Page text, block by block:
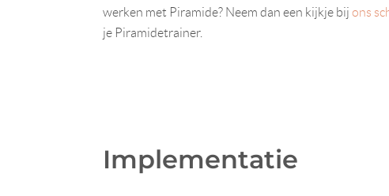
werken met Piramide? Neem dan een kijkje bij ons
je Piramidetrainer.
Implementatie